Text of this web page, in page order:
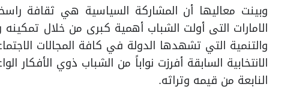
وبينت معاليها أن المشاركة السياسية هي ثقافة
الامارات التى أولت الشباب أهمية كبرى من خلال
والتنمية التي تشهدها الدولة في كافة المجالات
الانتخابية السابقة أفرزت نواباً من الشباب ذوي الأفكار
النابعة من قيمه وتراثه.